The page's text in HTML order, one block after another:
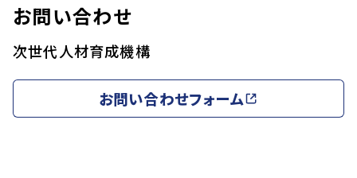
お問い合わせ
次世代人材育成機構
お問い合わせフォーム